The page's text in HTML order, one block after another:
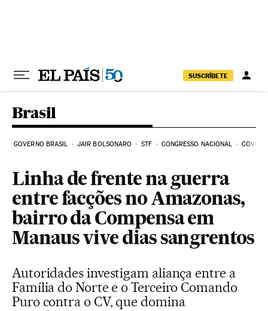
SUSCRÍBETE
Brasil
GOVERNO BRASIL JAIR BOLSONARO STF CONGRESSO NACIONAL COVID-
Linha de frente na guerra
entre facções no Amazonas,
bairro da Compensa em
Manaus vive dias sangrentos
Autoridades investigam aliança entre a
Família do Norte e o Terceiro Comando
Puro contra o CV, que domina